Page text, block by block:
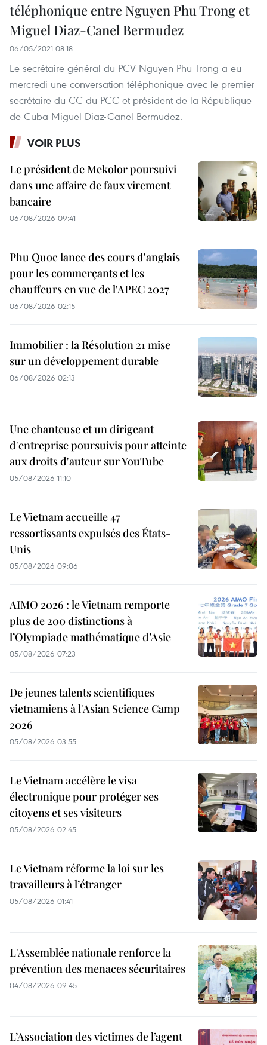
téléphonique entre Nguyen Phu Trong et
Miguel Diaz-Canel Bermudez
06/05/2021 08:18
Le secrétaire général du PCV Nguyen Phu Trong a eu
mercredi une conversation téléphonique avec le premier
secrétaire du CC du PCC et président de la République
de Cuba Miguel Diaz-Canel Bermudez.
VOIR PLUS
Le président de Mekolor poursuivi
dans une affaire de faux virement
bancaire
06/08/2026 09:41
Phu Quoc lance des cours d'anglais
pour les commerçants et les
chauffeurs en vue de l'APEC 2027
06/08/2026 02:15
Immobilier : la Résolution 21 mise
sur un développement durable
06/08/2026 02:13
Une chanteuse et un dirigeant
d'entreprise poursuivis pour atteinte
aux droits d'auteur sur YouTube
05/08/2026 11:10
Le Vietnam accueille 47
ressortissants expulsés des États-
Unis
05/08/2026 09:06
AIMO 2026 : le Vietnam remporte
plus de 200 distinctions à
l’Olympiade mathématique d’Asie
05/08/2026 07:23
De jeunes talents scientifiques
vietnamiens à l'Asian Science Camp
2026
05/08/2026 03:55
Le Vietnam accélère le visa
électronique pour protéger ses
citoyens et ses visiteurs
05/08/2026 02:45
Le Vietnam réforme la loi sur les
travailleurs à l’étranger
05/08/2026 01:41
L'Assemblée nationale renforce la
prévention des menaces sécuritaires
04/08/2026 09:45
L’Association des victimes de l’agent